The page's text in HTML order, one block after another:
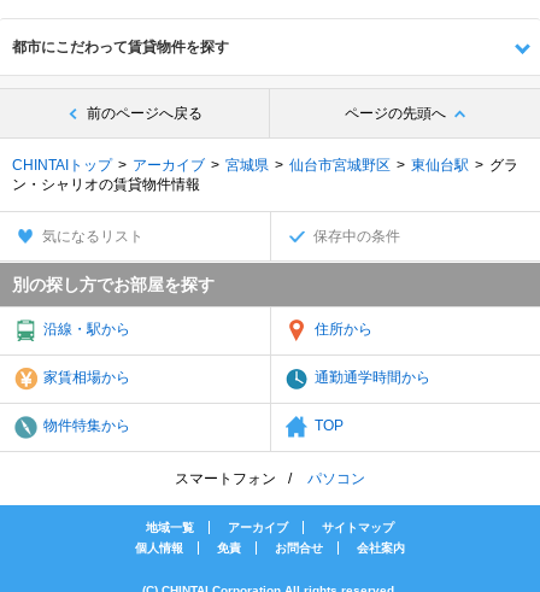
都市にこだわって賃貸物件を探す
前のページへ戻る ページの先頭へ
CHINTAIトップ アーカイブ 宮城県 仙台市宮城野区 東仙台駅
グラ
ン・シャリオの賃貸物件情報
気になるリスト 保存中の条件
別の探し方でお部屋を探す
沿線・駅から 住所から
家賃相場から 通勤通学時間から
物件特集から TOP
スマートフォン パソコン
地域一覧 アーカイブ
サイトマップ
個人情報
免責 お問合せ 会社案内